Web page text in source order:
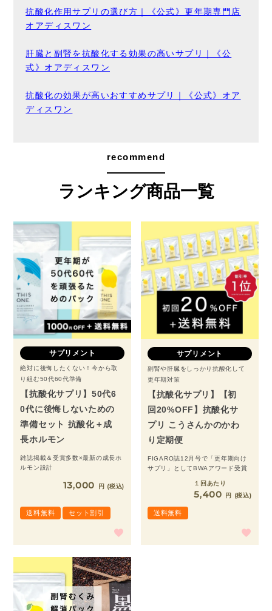
抗酸化作用サプリの選び方｜《公式》更年期専門店
オアディスワン
肝臓と副腎を抗酸化する効果の高いサプリ｜《公
式》オアディスワン
抗酸化の効果が高いおすすめサプリ｜《公式》オア
ディスワン
recommend
ランキング商品一覧
サプリメント
絶対に後悔したくない！今から取
り組む50代60代準備
【抗酸化サプリ】50代6
0代に後悔しないための
準備セット 抗酸化＋成
長ホルモン
雑誌掲載＆受賞多数×最新の成長ホ
ルモン設計
13,000 税込
送料無料 セット割引
サプリメント
副腎や肝臓をしっかり抗酸化して
更年期対策
【抗酸化サプリ】【初
回20%OFF】抗酸化サ
プリ こうさんかのかわ
り定期便
FIGARO誌12月号で「更年期向け
サプリ」としてBWAアワード受賞
１回あたり
5,400 税込
送料無料